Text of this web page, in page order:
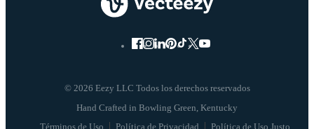
© 2026 Eezy LLC Todos los derechos reservados
Términos de Uso Política de Privacidad Política de Uso Justo